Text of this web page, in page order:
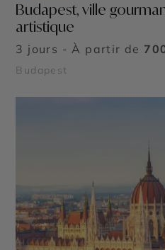
Budapest, ville
artistique
3 jours - À partir de
Budapest